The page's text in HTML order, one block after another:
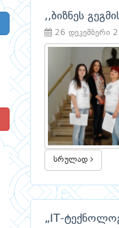
,,ბიზნეს
26 დეკემბერი
სრულად
„IT-